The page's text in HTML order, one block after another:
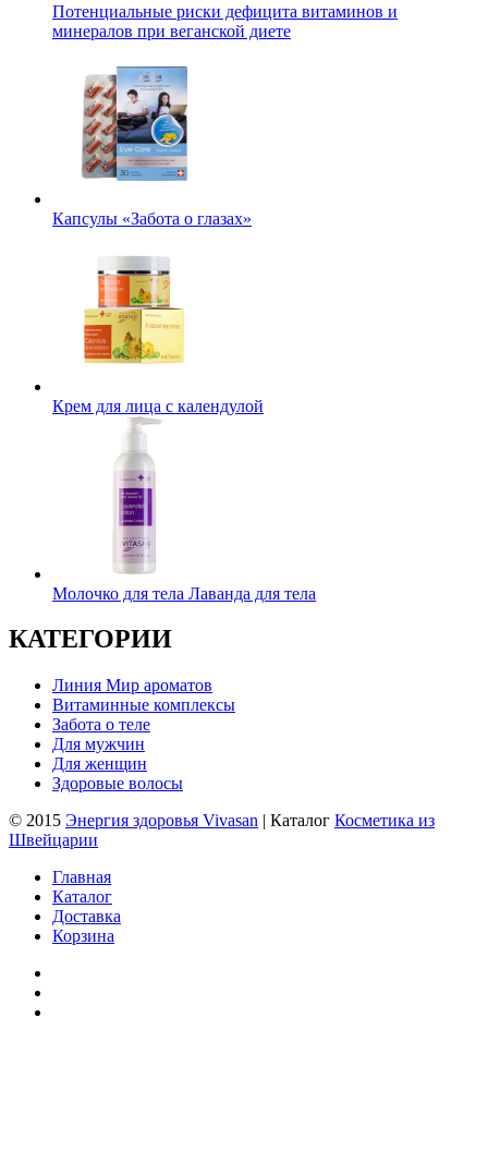
Потенциальные риски дефицита витаминов и
минералов при веганской диете
Капсулы «Забота о глазах»
Крем для лица с календулой
Молочко для тела Лаванда для тела
КАТЕГОРИИ
Линия Мир ароматов
Витаминные комплексы
Забота о теле
Для мужчин
Для женщин
Здоровые волосы
© 2015 Энергия здоровья Vivasan | Каталог Косметика из
Швейцарии
Главная
Каталог
Доставка
Корзина